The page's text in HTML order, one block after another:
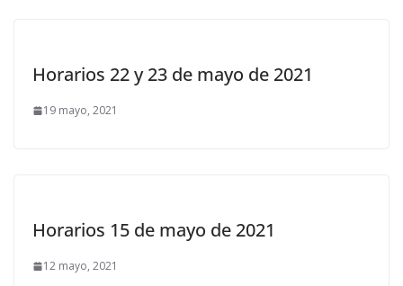
Horarios 22 y 23 de mayo de 2021
19 mayo, 2021
Horarios 15 de mayo de 2021
12 mayo, 2021